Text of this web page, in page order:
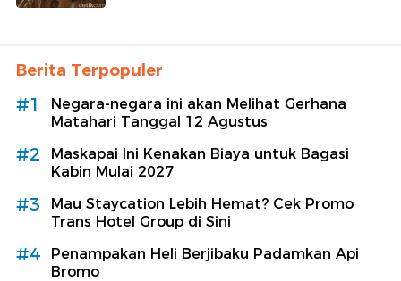
Berita Terpopuler
#1
Negara-negara ini akan Melihat Gerhana
Matahari Tanggal 12 Agustus
#2
Maskapai Ini Kenakan Biaya untuk Bagasi
Kabin Mulai 2027
#3
Mau Staycation Lebih Hemat? Cek Promo
Trans Hotel Group di Sini
#4
Penampakan Heli Berjibaku Padamkan Api
Bromo